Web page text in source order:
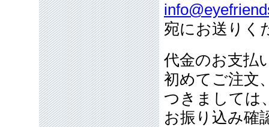
宛にお送りく
代金のお支払
初めてご注文
つきましては
お振り込み確